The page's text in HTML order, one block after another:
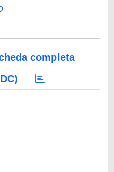
completa